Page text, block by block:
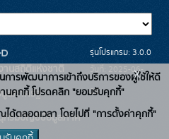
านสถิติแห่งชาติ
ลภาครัฐ
กรมบัญชีข้อมูลภาค
รุ่นโปรแกรม: 3.0.0
วันที่: 2025-06-
26
การพัฒนาการเข้าถึงบริการของผู้ใช้ให้ดี
นคุกกี้ โปรดคลิก "ยอมรับคุกกี้"
ตลอดเวลา โดยไปที่ "การตั้งค่าคุกกี้"
x